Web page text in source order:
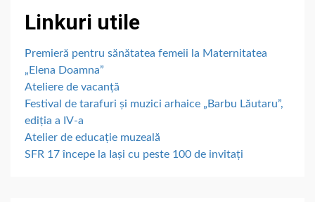
Linkuri utile
Premieră pentru sănătatea femeii la Maternitatea
„Elena Doamna”
Ateliere de vacanță
Festival de tarafuri și muzici arhaice „Barbu Lăutaru”,
ediția a IV-a
Atelier de educație muzeală
SFR 17 începe la Iași cu peste 100 de invitați